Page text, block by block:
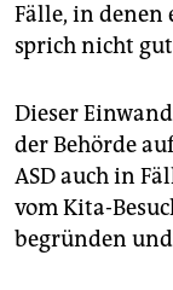
Fälle, in denen
sprich nicht
Dieser
der Behörde
ASD auch in
vom Kita-
begründen